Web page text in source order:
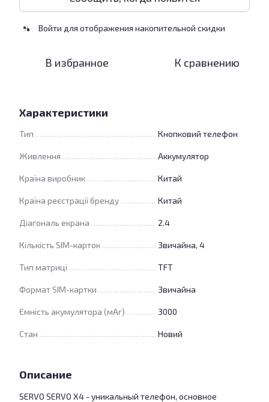
% Войти для отображения накопительной скидки
В избранное К сравнению
Характеристики
Тип Кнопковий телефон
Живлення Аккумулятор
Країна виробник Китай
Країна реєстрації бренду Китай
Діагональ екрана 2.4
Кількість SIM-карток Звичайна, 4
Тип матриці TFT
Формат SIM-картки Звичайна
Ємність акумулятора (мАг) 3000
Стан Новий
Описание
SERVO SERVO X4 - уникальный телефон, основное